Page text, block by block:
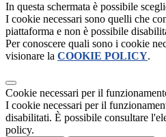
In questa schermata è possibile
I cookie necessari sono quelli che
piattaforma e non è possibile
Per conoscere quali sono i cookie
visionare la COOKIE POLICY.
Cookie necessari per il
I cookie necessari per il
disabilitati. È possibile consultare
policy.